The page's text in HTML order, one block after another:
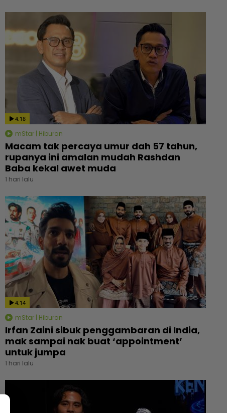
4:18
mStar | Hiburan
Macam tak percaya umur dah 57 tahun,
rupanya ini amalan mudah Rashdan
Baba kekal awet muda
1 hari lalu
4:14
mStar | Hiburan
Irfan Zaini sibuk penggambaran di India,
mak sampai nak buat ‘appointment’
untuk jumpa
1 hari lalu